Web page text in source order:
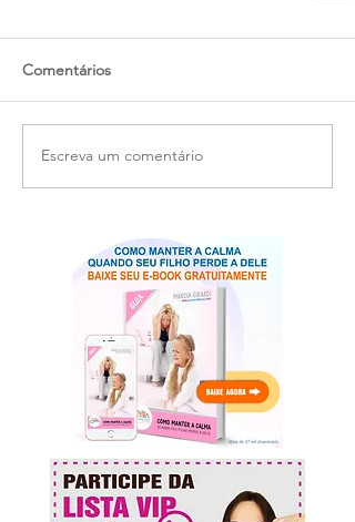
Comentários
Escreva um comentário